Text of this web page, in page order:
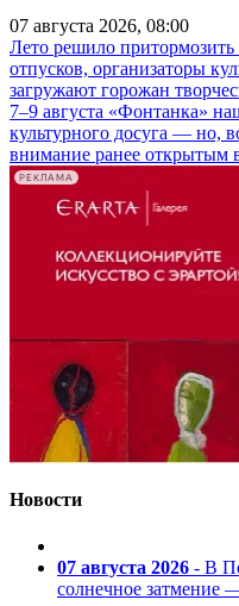
07 августа 2026, 08:00
Лето решило притормозить
отпусков, организаторы
загружают горожан
7–9 августа «Фонтанка»
культурного досуга — но,
внимание ранее открытым
РЕКЛАМА
Новости
07 августа 2026 - В
солнечное затмение